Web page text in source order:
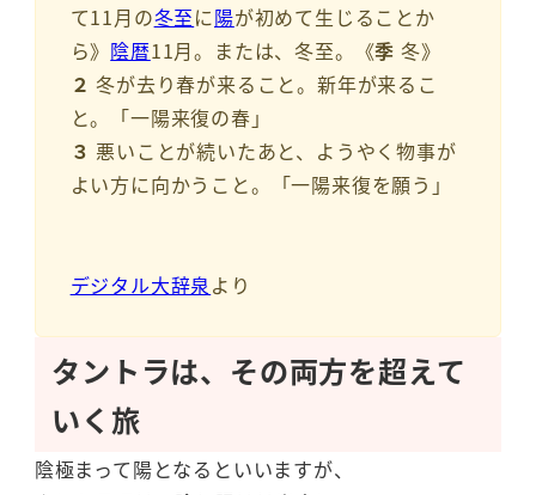
て11月の冬至に陽が初めて生じることか
ら》 陰暦11月。または、冬至。《季 冬》
２ 冬が去り春が来ること。新年が来るこ
と。「一陽来復の春」
３ 悪いことが続いたあと、ようやく物事が
よい方に向かうこと。「一陽来復を願う」
デジタル大辞泉より
タントラは、その両方を超えて
いく旅
陰極まって陽となるといいますが、